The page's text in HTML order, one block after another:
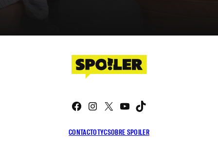
CONTACTOTYCSOBRE SPOILER
Facebook
Instagram
X YouTube